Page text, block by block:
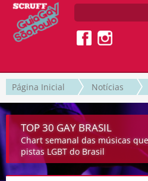
Página Inicial Notícias
TOP 30 GAY BRASIL
Chart semanal das músicas
pistas LGBT do Brasil